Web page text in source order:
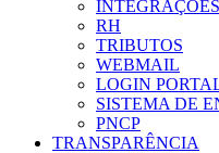
INTEGRAÇÕES
RH
TRIBUTOS
WEBMAIL
LOGIN
SISTEMA DE
PNCP
TRANSPARÊNCIA